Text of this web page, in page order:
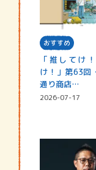
おすすめ
「推してけ
け！」第63
通り商店…
2026-07-17